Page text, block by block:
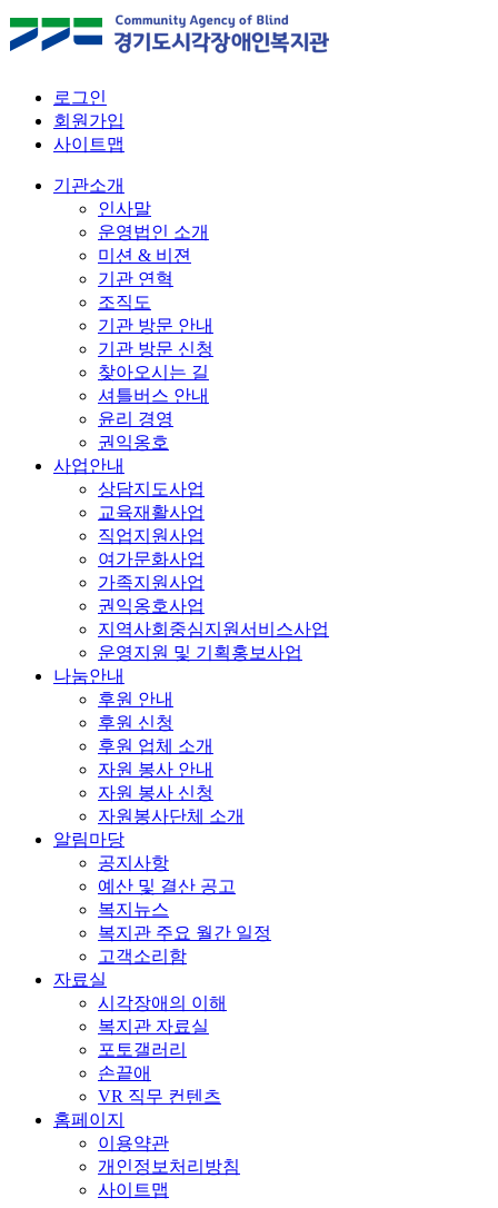
로그인
회원가입
사이트맵
기관소개
인사말
운영법인 소개
미션 & 비젼
기관 연혁
조직도
기관 방문 안내
기관 방문 신청
찾아오시는 길
셔틀버스 안내
윤리 경영
권익옹호
사업안내
상담지도사업
교육재활사업
직업지원사업
여가문화사업
가족지원사업
권익옹호사업
지역사회중심지원서비스사업
운영지원 및 기획홍보사업
나눔안내
후원 안내
후원 신청
후원 업체 소개
자원 봉사 안내
자원 봉사 신청
자원봉사단체 소개
알림마당
공지사항
예산 및 결산 공고
복지뉴스
복지관 주요 월간 일정
고객소리함
자료실
시각장애의 이해
복지관 자료실
포토갤러리
손끝애
VR 직무 컨텐츠
홈페이지
이용약관
개인정보처리방침
사이트맵